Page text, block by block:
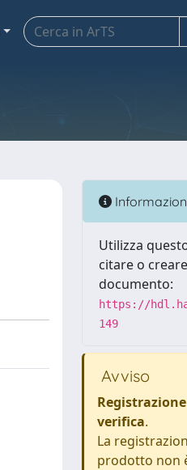
Utilizza
citare o
documento:
https://
149
Avviso
verifica.
La
prodotto non